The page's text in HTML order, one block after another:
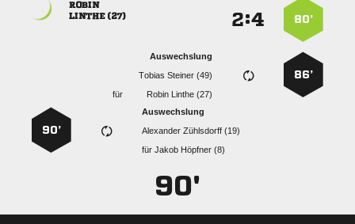
80’
:

 
86’
Auswechslung
  
für
  
Auswechslung
  
für  
90’
90'